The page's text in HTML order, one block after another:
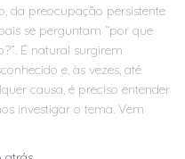
da preocupação persistente
se perguntam “por que
É natural surgirem
e, às vezes, até
causa, é preciso entender
investigar o tema. Vem